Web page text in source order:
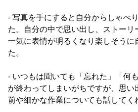
- 写真を手にすると自分からしゃべ
た。自分の中で思い出し、ストーリ
一気に表情が明るくなり楽しそうに
た。
- いつもは聞いても「忘れた」「何
が終わってしまいがちですが、思い
前や細かな作業についても話してく